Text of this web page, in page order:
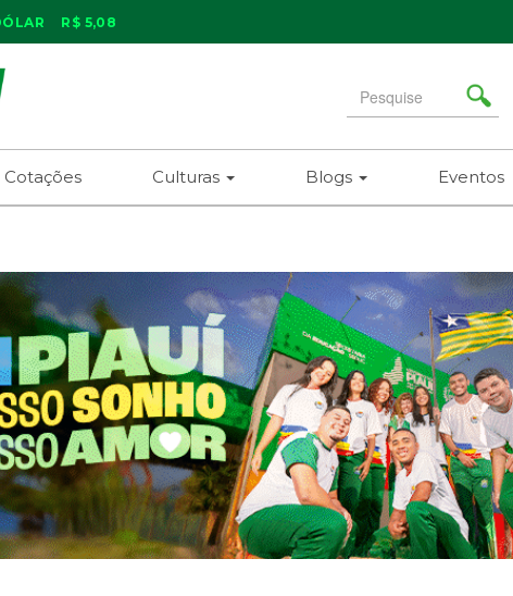
R$ 5,08
Search
for
Cotações Culturas Blogs Eventos